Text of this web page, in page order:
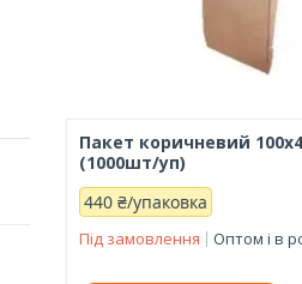
Пакет коричневий
(1000шт/уп)
440 ₴/упаковка
Під замовлення Оптом і в